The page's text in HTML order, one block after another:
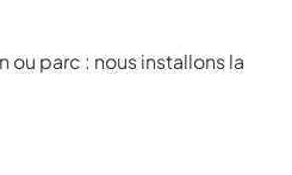
ou parc : nous installons la